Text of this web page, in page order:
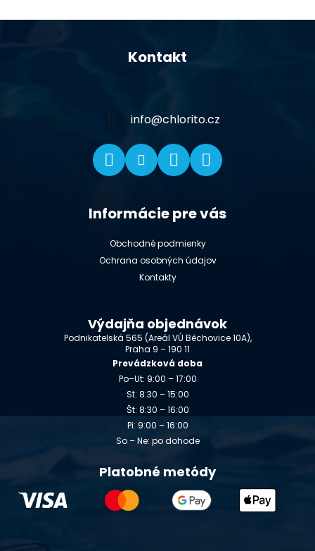
Z
Kontakt
info@chlorito.cz
Informácie pre vás
Obchodné podmienky
Ochrana osobných údajov
Kontakty
Výdajňa objednávok
Podnikatelská 565 (Areál VÚ Běchovice 10A),
Praha 9 – 190 11
Prevádzková doba
Po–Ut: 9:00 – 17:00
St: 8:30 – 15:00
Št: 8:30 – 16:00
Pi: 9:00 – 16:00
So – Ne: po dohode
Platobné metódy